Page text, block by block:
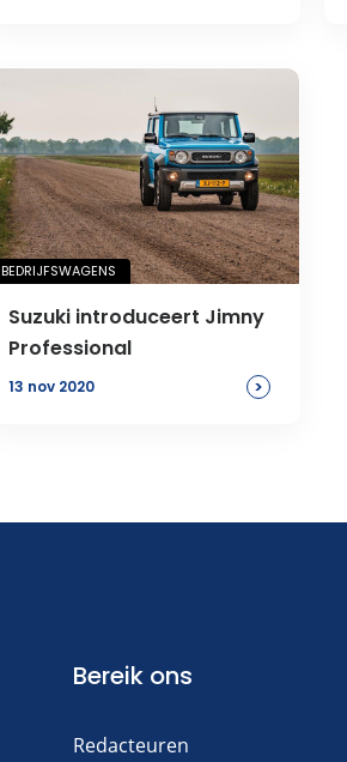
BEDRIJFSWAGENS
Suzuki introduceert Jimny
Professional
13 nov 2020 >
Bereik ons
Redacteuren